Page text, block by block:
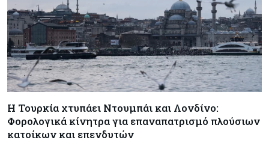
Τσολάκη: Προτεραιότητα η βελτίωση της
καθημερινότητας μέσω οδικών έργων και
συγκοινωνιών
Ενέργεια 07-08-2026
Δαμιανός για GSI: Θετική εξέλιξη η είσοδος της
Crypto
Η Τουρκία χτυπάει Ντουμπάι και Λονδίνο:
Φορολογικά κίνητρα για επαναπατρισμό πλούσιων
κατοίκων και επενδυτών